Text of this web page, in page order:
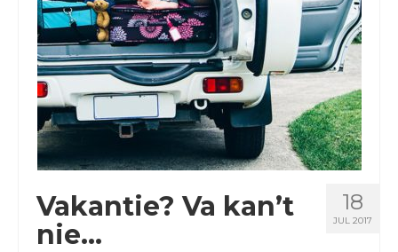
18
JUL 2017
Vakantie? Va kan’t
nie…